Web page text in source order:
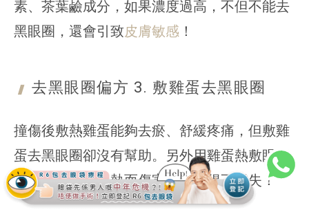
素、茶葉鹼成分，如果濃度過高，不但不能去
黑眼圈，還會引致皮膚敏感 ！
去黑眼圈偏方 3. 敷雞蛋去黑眼圈
撞傷後敷熱雞蛋能夠去瘀、舒緩疼痛，但敷雞
蛋去黑眼圈卻沒有幫助。另外用雞蛋熱敷眼部
肌膚，隨時因過熱而傷害皮膚，得不償失！